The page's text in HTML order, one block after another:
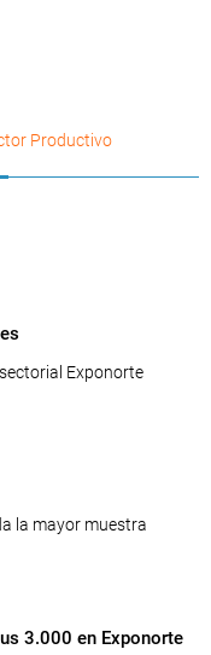
Productivo
Exponorte
la mayor muestra
3.000 en Exponorte